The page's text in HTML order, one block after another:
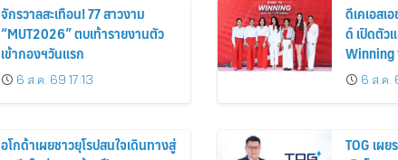
จักรวาลสะเทือน! 77 สาวงาม
“MUT2026” ตบเท้ารายงานตัว
เข้ากองฯวันแรก
6 ส.ค. 69 17:13
ดีเคเอสเ
ด์ เปิดตัว
Science”
6 ส.ค.
อโกด้าเผยชาวยุโรปสนใจเดินทางสู่
TOG เผ